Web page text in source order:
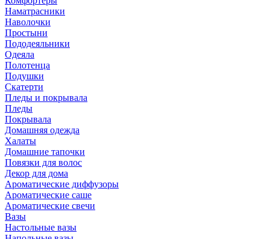
Наматрасники
Наволочки
Простыни
Пододеяльники
Одеяла
Полотенца
Подушки
Скатерти
Пледы и покрывала
Пледы
Покрывала
Домашняя одежда
Халаты
Домашние тапочки
Повязки для волос
Декор для дома
Ароматические диффузоры
Ароматические саше
Ароматические свечи
Вазы
Настольные вазы